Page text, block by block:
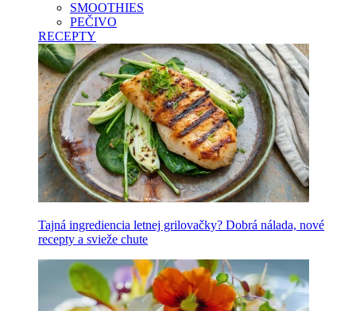
SMOOTHIES
PEČIVO
RECEPTY
Tajná ingrediencia letnej grilovačky? Dobrá nálada, nové
recepty a svieže chute